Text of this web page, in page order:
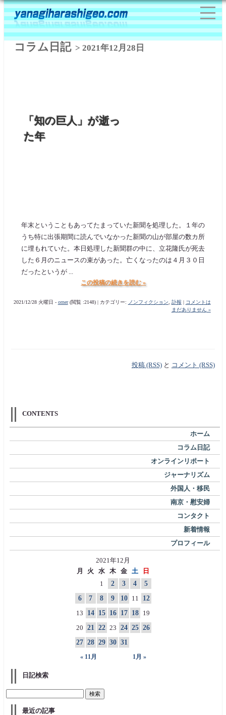
コラム日記> 2021年12月28日
「知の巨人」が逝っ
た年
年末ということもあってたまっていた新聞を処理した。１年の
うち特に出張期間に読んでいなかった新聞の山が部屋の数カ所
に埋もれていた。本日処理した新聞群の中に、立花隆氏が死去
した６月のニュースの束があった。亡くなったのは４月３０日
だったというが ...
この投稿の続きを読む »
2021/12/28 火曜日 - orner(閲覧 :2148) | カテゴリー: ノンフィクション, 訃報
コメントは
まだありません »
投稿 (RSS)と コメント (RSS)
CONTENTS
ホーム
コラム日記
オンラインリポート
ジャーナリズム
外国人・移民
南京・慰安婦
コンタクト
新着情報
プロフィール
2021年12月
月
火 水 木 金 土 日
« 11月 1月 »
1 2 3 4
5
6
7 8 9 10 11
12
13
14 15 16 17 18
19
20 21 22 23 24 25 26
27 28 29 30 31
日記検索
最近の記事